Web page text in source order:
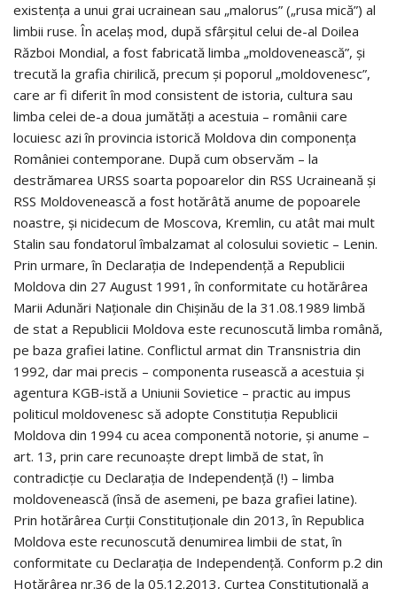
existenţa a unui grai ucrainean sau „malorus” („rusa mică”) al
limbii ruse. În acelaş mod, după sfârşitul celui de-al Doilea
Război Mondial, a fost fabricată limba „moldovenească”, şi
trecută la grafia chirilică, precum şi poporul „moldovenesc”,
care ar fi diferit în mod consistent de istoria, cultura sau
limba celei de-a doua jumătăţi a acestuia – românii care
locuiesc azi în provincia istorică Moldova din componenţa
României contemporane. După cum observăm – la
destrămarea URSS soarta popoarelor din RSS Ucraineană şi
RSS Moldovenească a fost hotărâtă anume de popoarele
noastre, şi nicidecum de Moscova, Kremlin, cu atât mai mult
Stalin sau fondatorul îmbalzamat al colosului sovietic – Lenin.
Prin urmare, în Declaraţia de Independenţă a Republicii
Moldova din 27 August 1991, în conformitate cu hotărârea
Marii Adunări Naţionale din Chişinău de la 31.08.1989 limbă
de stat a Republicii Moldova este recunoscută limba română,
pe baza grafiei latine. Conflictul armat din Transnistria din
1992, dar mai precis – componenta rusească a acestuia şi
agentura KGB-istă a Uniunii Sovietice – practic au impus
politicul moldovenesc să adopte Constituţia Republicii
Moldova din 1994 cu acea componentă notorie, şi anume –
art. 13, prin care recunoaşte drept limbă de stat, în
contradicţie cu Declaraţia de Independenţă (!) – limba
moldovenească (însă de asemeni, pe baza grafiei latine).
Prin hotărârea Curţii Constituţionale din 2013, în Republica
Moldova este recunoscută denumirea limbii de stat, în
conformitate cu Declaraţia de Independenţă. Conform p.2 din
Hotărârea nr.36 de la 05.12.2013, Curtea Constituţională a